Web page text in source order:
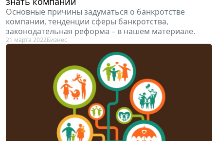
Основные причины задуматься о банкротстве
компании, тенденции сферы банкротства,
законодательная реформа – в нашем материале.
21 марта 2022Бизнес